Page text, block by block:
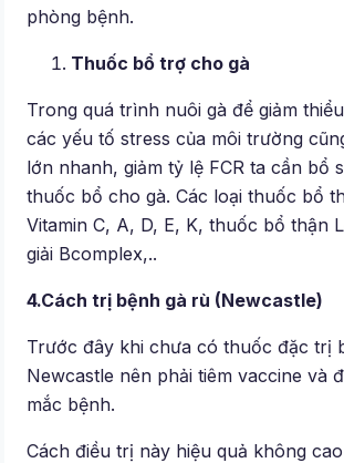
phòng bệnh.
Thuốc bổ trợ cho gà
Trong quá trình nuôi gà để giảm
các yếu tố stress của môi trường
lớn nhanh, giảm tỷ lệ FCR ta cần bổ
thuốc bổ cho gà. Các loại thuốc bổ
Vitamin C, A, D, E, K, thuốc bổ thận
giải Bcomplex,..
4.Cách trị bệnh gà rù (Newcastle)
Trước đây khi chưa có thuốc đặc trị
Newcastle nên phải tiêm vaccine và
mắc bệnh.
Cách điều trị này hiệu quả không